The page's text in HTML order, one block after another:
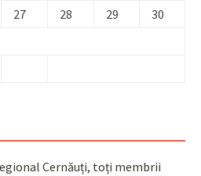
27 28 29
30
Cernăuți, toți membrii